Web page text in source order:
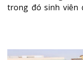
trong đó sinh viên
sách các trường ĐH